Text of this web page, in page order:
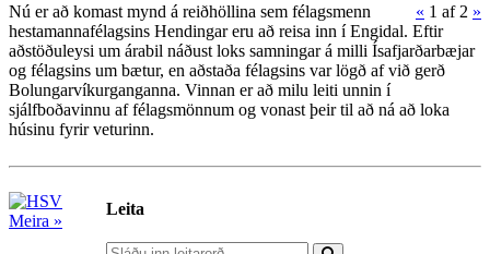
« 1 af 2 »
Nú er að komast mynd á reiðhöllina sem félagsmenn
hestamannafélagsins Hendingar eru að reisa inn í Engidal. Eftir
aðstöðuleysi um árabil náðust loks samningar á milli Ísafjarðarbæjar
og félagsins um bætur, en aðstaða félagsins var lögð af við gerð
Bolungarvíkurganganna. Vinnan er að milu leiti unnin í
sjálfboðavinnu af félagsmönnum og vonast þeir til að ná að loka
húsinu fyrir veturinn.
Leita
Meira »